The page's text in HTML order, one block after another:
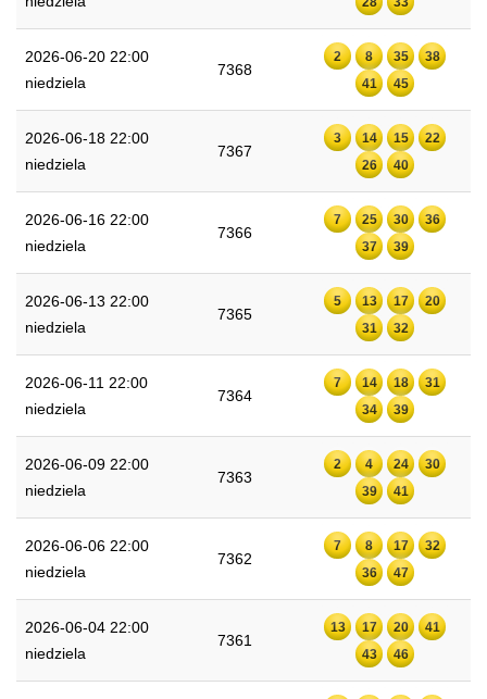
2026-06-20 22:00
niedziela
7368
2 8 35
38
41
45
2026-06-18 22:00
niedziela
7367
3 14 15
22
26
40
2026-06-16 22:00
niedziela
7366
7 25 30
36
37
39
2026-06-13 22:00
niedziela
7365
5 13 17
20
31
32
2026-06-11 22:00
niedziela
7364
7 14 18
31
34
39
2026-06-09 22:00
niedziela
7363
2 4 24
30
39
41
2026-06-06 22:00
niedziela
7362
7 8 17
32
36
47
2026-06-04 22:00
niedziela
7361
13 17 20
41
43
46